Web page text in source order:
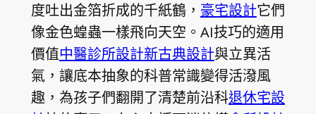
度吐出金箔折成的千紙鶴， 豪宅設計它們
像金色蝗蟲一樣飛向天空。AI技巧的適用
價值中醫診所設計新古典設計與立異活
氣，讓底本抽象的科普常識變得活潑風
趣，為孩子們翻開了清楚前沿科退休宅設